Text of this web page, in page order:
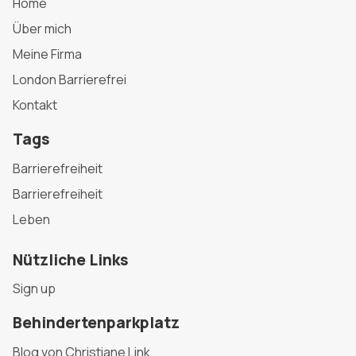
Über mich
Meine Firma
London Barrierefrei
Kontakt
Tags
Barrierefreiheit
Barrierefreiheit
Leben
Nützliche Links
Sign up
Behindertenparkplatz
Blog von Christiane Link